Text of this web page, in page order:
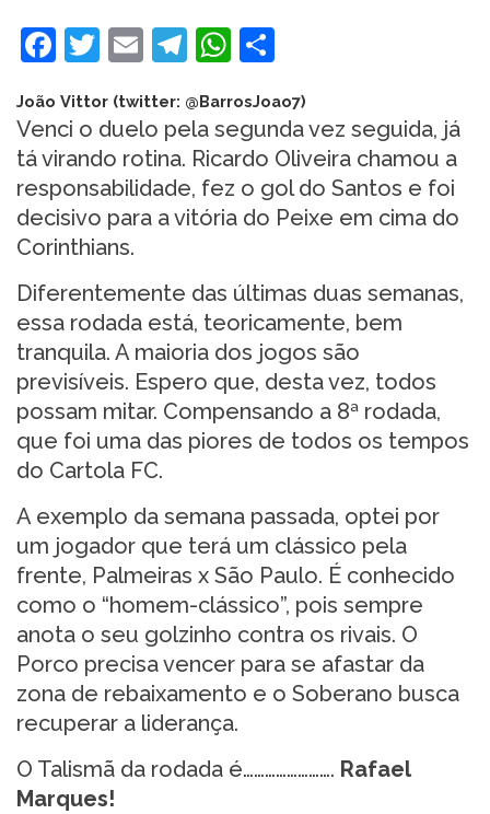
Facebook
Twitter
EmailTelegram
WhatsApp
João Vittor (twitter: @BarrosJoao7)
Venci o duelo pela segunda vez seguida, já
tá virando rotina. Ricardo Oliveira chamou a
responsabilidade, fez o gol do Santos e foi
decisivo para a vitória do Peixe em cima do
Corinthians.
Diferentemente das últimas duas semanas,
essa rodada está, teoricamente, bem
tranquila. A maioria dos jogos são
previsíveis. Espero que, desta vez, todos
possam mitar. Compensando a 8ª rodada,
que foi uma das piores de todos os tempos
do Cartola FC.
A exemplo da semana passada, optei por
um jogador que terá um clássico pela
frente, Palmeiras x São Paulo. É conhecido
como o “homem-clássico”, pois sempre
anota o seu golzinho contra os rivais. O
Porco precisa vencer para se afastar da
zona de rebaixamento e o Soberano busca
recuperar a liderança.
O Talismã da rodada é……………………. Rafael
Marques!